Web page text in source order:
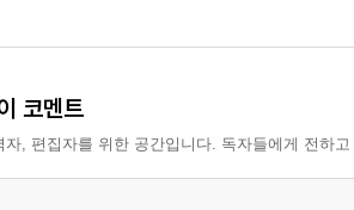
코멘트
자, 편집자를 위한 공간입니다. 독자들에게 전하